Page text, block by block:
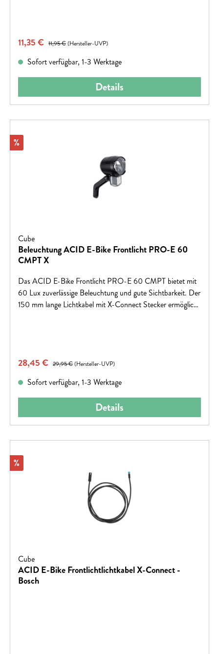
Verkaufspreis:
11,35 € Regulärer Preis:
11,95 €(Hersteller-UVP)
Sofort verfügbar, 1-3 Werktage
Details
Rabatt
%
Cube
Beleuchtung ACID E-Bike Frontlicht PRO-E 60
CMPT X
Das ACID E-Bike Frontlicht PRO-E 60 CMPT bietet mit
60 Lux zuverlässige Beleuchtung und gute Sichtbarkeit. Der
150 mm lange Lichtkabel mit X-Connect Stecker ermöglicht
Verkaufspreis:
28,45 € Regulärer Preis:
29,95 €(Hersteller-UVP)
Sofort verfügbar, 1-3 Werktage
Details
Rabatt
%
Cube
ACID E-Bike Frontlichtlichtkabel X-Connect -
Bosch